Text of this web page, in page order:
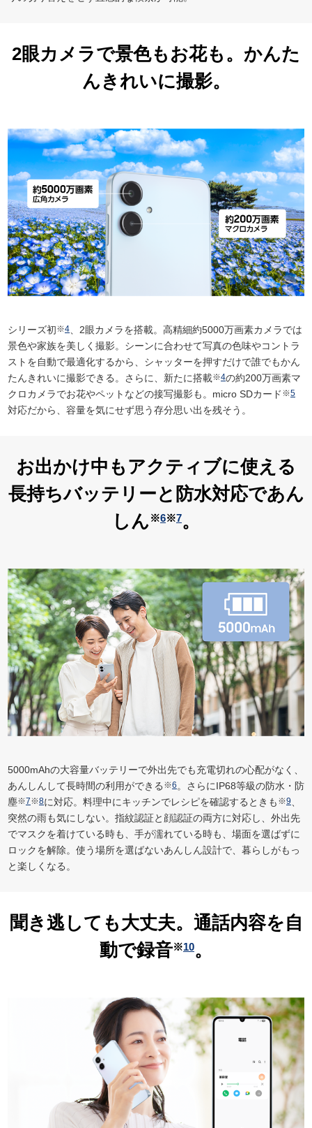
2眼カメラで景色もお花も。かんた
んきれいに撮影。
シリーズ初※4、2眼カメラを搭載。高精細約5000万画素カメラでは
景色や家族を美しく撮影。シーンに合わせて写真の色味やコントラ
ストを自動で最適化するから、シャッターを押すだけで誰でもかん
たんきれいに撮影できる。さらに、新たに搭載※4の約200万画素マ
クロカメラでお花やペットなどの接写撮影も。micro SDカード ※5
対応だから、容量を気にせず思う存分思い出を残そう。
お出かけ中もアクティブに使える
長持ちバッテリーと防水対応であん
しん ※6※7。
5000mAhの大容量バッテリーで外出先でも充電切れの心配がなく、
あんしんして長時間の利用ができる ※6。さらにIP68等級の防水・防
塵※7※8に対応。料理中にキッチンでレシピを確認するときも ※9、
突然の雨も気にしない。指紋認証と顔認証の両方に対応し、外出先
でマスクを着けている時も、手が濡れている時も、場面を選ばずに
ロックを解除。使う場所を選ばないあんしん設計で、暮らしがもっ
と楽しくなる。
聞き逃しても大丈夫。通話内容を自
動で録音※10。